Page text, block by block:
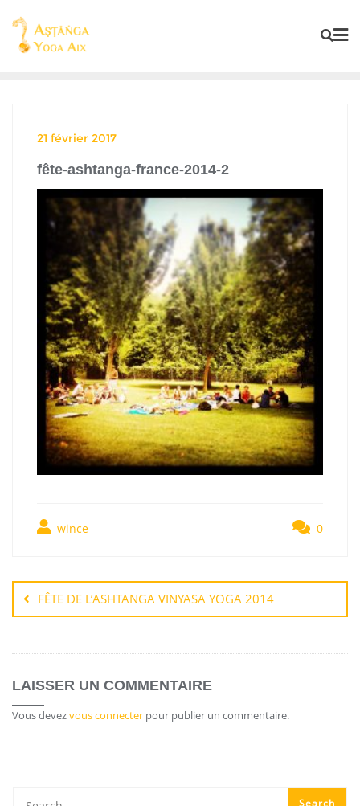
21 février 2017
fête-ashtanga-france-2014-2
wince 0
FÊTE DE L’ASHTANGA VINYASA YOGA 2014
LAISSER UN COMMENTAIRE
Vous devezvous connecter pour publier un commentaire.